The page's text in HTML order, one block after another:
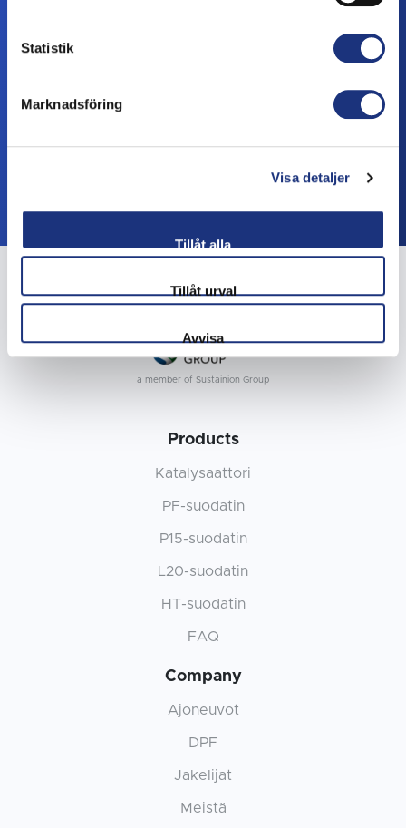
Statistik
Marknadsföring
Visa detaljer
Tillåt alla
Tillåt urval
Avvisa
a member of Sustainion Group
Products
Katalysaattori
PF-suodatin
P15-suodatin
L20-suodatin
HT-suodatin
FAQ
Company
Ajoneuvot
DPF
Jakelijat
Meistä